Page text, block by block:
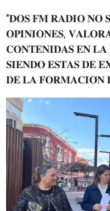
"𝐃𝐎𝐒 𝐅𝐌 𝐑𝐀𝐃𝐈𝐎 𝐍𝐎
𝐎𝐏𝐈𝐍𝐈𝐎𝐍𝐄𝐒,
𝐂𝐎𝐍𝐓𝐄𝐍𝐈𝐃𝐀𝐒 𝐄𝐍
𝐒𝐈𝐄𝐍𝐃𝐎 𝐄𝐒𝐓𝐀𝐒 𝐃𝐄
𝐃𝐄 𝐋𝐀 𝐅𝐎𝐑𝐌𝐀𝐂𝐈𝐎́𝐍